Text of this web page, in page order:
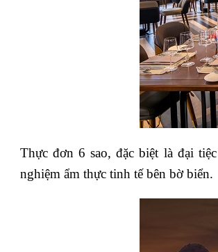
Thực đơn 6 sao, đặc biệt là đại
nghiệm ẩm thực tinh tế bên bờ biển.